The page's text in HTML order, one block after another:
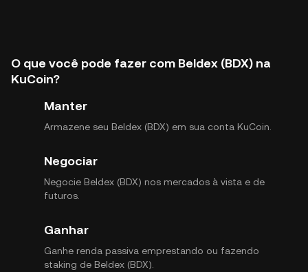
O que você pode fazer com Beldex (BDX) na
KuCoin?
Manter
Armazene seu Beldex (BDX) em sua conta KuCoin.
Negociar
Negocie Beldex (BDX) nos mercados à vista e de
futuros.
Ganhar
Ganhe renda passiva emprestando ou fazendo
staking de Beldex (BDX).